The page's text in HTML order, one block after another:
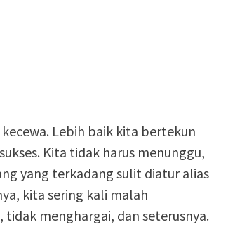
Lebih baik kita bertekun
Kita tidak harus menunggu,
yang terkadang sulit diatur alias
kita sering kali malah
menghargai, dan seterusnya.